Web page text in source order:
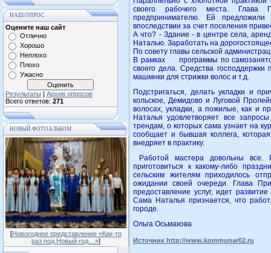
НАШ ОПРОС
Оцените наш сайт
Отлично
Хорошо
Неплохо
Плохо
Ужасно
Результаты | Архив опросов
Всего ответов: 271
НОВЫЙ ФОТОАЛЬБОМ
[Новогоднее представление «Как-то
раз под Новый год…»]
своего рабочего места. Глава
предпринимателю. Ей
впоследствии за счет поселения
А что? - Здание - в центре села,
Наталью. Заработать на
По совету главы сельской
В рамках программы по
своего дела. Сред­ства
машмнки для стрижки волос и т.д.
Подстригаться, делать уклад­ки и
кольское, Демидово и Луговой
волосах, укладки, а пожилые, как и
Наталья удовлетворяет все
трендам, о которых сама узнает на
сооб­щает и бывшая коллега,
внедряет в практику.
Работой мастера довольны все.
приготовиться к какому-либо
сельским жителям приходилось
ожидании своей очереди. Глава
предоставление услуг, идет
Сама Наталья призна­ется, что
городе.
Ольга Осьмакова
Источник http://www.kommunar02.ru